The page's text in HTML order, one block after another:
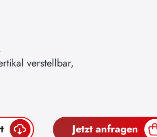
verstellbar,
Jetzt anfragen